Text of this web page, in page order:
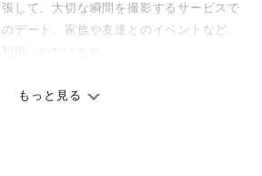
して、大切な瞬間を撮影するサービスで
デート、家族や友達とのイベントなど、
切に、何十年経っても見返したくなるよ
もっと見る